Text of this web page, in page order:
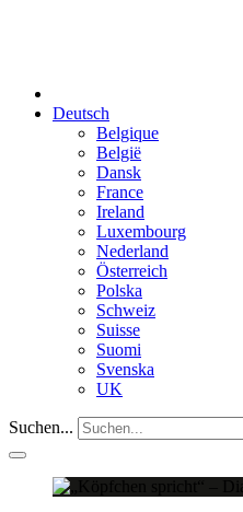
Deutsch
Belgique
België
Dansk
France
Ireland
Luxembourg
Nederland
Österreich
Polska
Schweiz
Suisse
Suomi
Svenska
UK
Suchen...